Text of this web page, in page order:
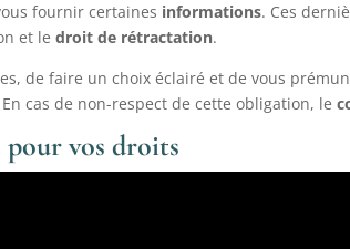
fournir certaines informations. Ces
et ledroit de rétractation.
de faire un choix éclairé et de vous
En cas de non-respect de cette obligation, le
pour vos droits